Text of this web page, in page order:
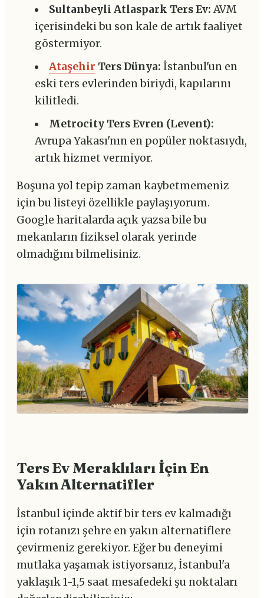
Sultanbeyli Atlaspark Ters Ev:AVM
içerisindeki bu son kale de artık faaliyet
göstermiyor.
Ataşehir Ters Dünya: İstanbul'un en
eski ters evlerinden biriydi, kapılarını
kilitledi.
Metrocity Ters Evren (Levent):
Avrupa Yakası'nın en popüler noktasıydı,
artık hizmet vermiyor.
Boşuna yol tepip zaman kaybetmemeniz
için bu listeyi özellikle paylaşıyorum.
Google haritalarda açık yazsa bile bu
mekanların fiziksel olarak yerinde
olmadığını bilmelisiniz.
Ters Ev Meraklıları İçin En
Yakın Alternatifler
İstanbul içinde aktif bir ters ev kalmadığı
için rotanızı şehre en yakın alternatiflere
çevirmeniz gerekiyor. Eğer bu deneyimi
mutlaka yaşamak istiyorsanız, İstanbul'a
yaklaşık 1-1,5 saat mesafedeki şu noktaları